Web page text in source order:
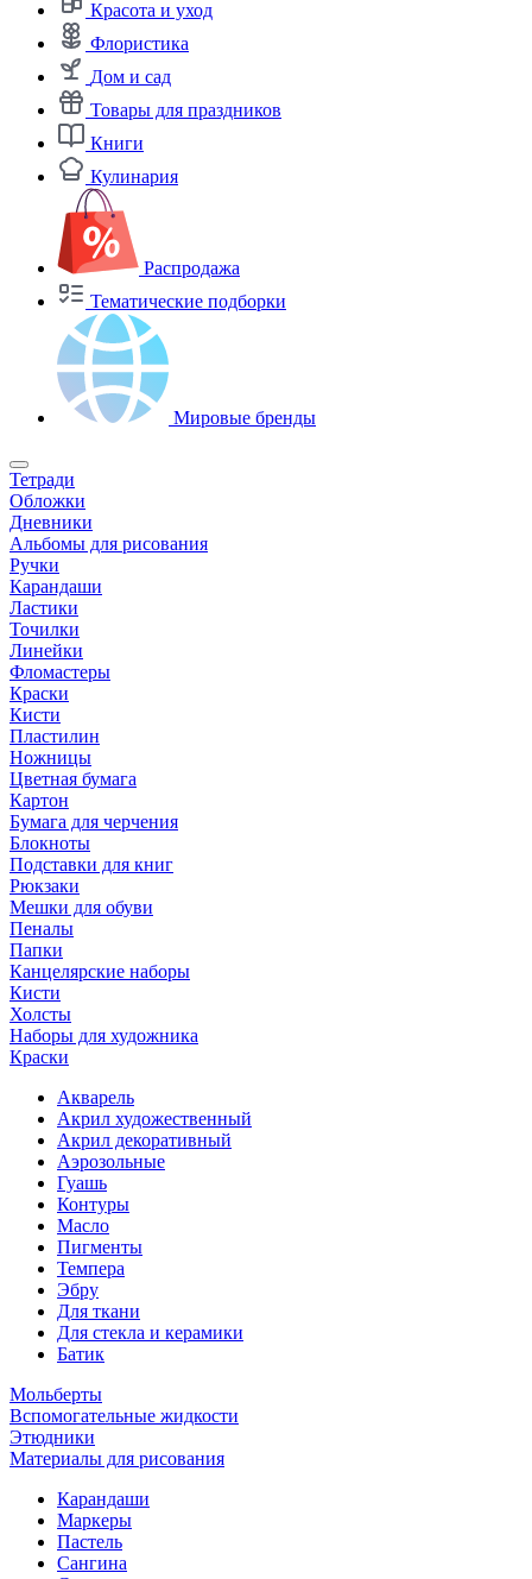
Красота и уход
Флористика
Дом и сад
Товары для праздников
Книги
Кулинария
Распродажа
Тематические подборки
Мировые бренды
Тетради
Обложки
Дневники
Альбомы для рисования
Ручки
Карандаши
Ластики
Точилки
Линейки
Фломастеры
Краски
Кисти
Пластилин
Ножницы
Цветная бумага
Картон
Бумага для черчения
Блокноты
Подставки для книг
Рюкзаки
Мешки для обуви
Пеналы
Папки
Канцелярские наборы
Кисти
Холсты
Наборы для художника
Краски
Акварель
Акрил художественный
Акрил декоративный
Аэрозольные
Гуашь
Контуры
Масло
Пигменты
Темпера
Эбру
Для ткани
Для стекла и керамики
Батик
Мольберты
Вспомогательные жидкости
Этюдники
Материалы для рисования
Карандаши
Маркеры
Пастель
Сангина